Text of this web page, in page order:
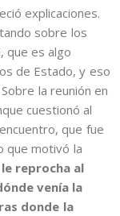
explicaciones.
sobre los
que es algo
de Estado, y eso
la reunión en
cuestionó al
que fue
que motivó la
reprocha al
venía la
donde la